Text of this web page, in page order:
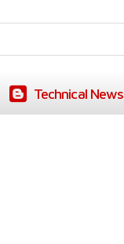
Technical News